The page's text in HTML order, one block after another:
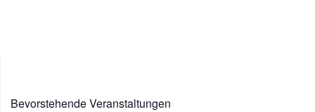
Bevorstehende Veranstaltungen